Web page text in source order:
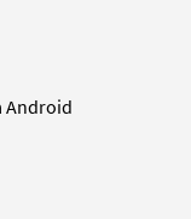
Android